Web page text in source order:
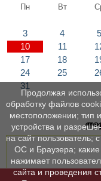
Пн Вт
3
4 5
10
11
17
18
24
25
31
Продолжая
обработку файлов
местоположении; тип
устройства и
на сайт пользователь;
ОС и Браузера; какие
нажимает
сайта и проведения